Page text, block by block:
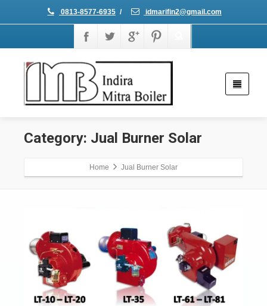
0813-8577-6935 / idmarifin2@gmail.com
Category: Jual Burner Solar
Home Jual Burner Solar